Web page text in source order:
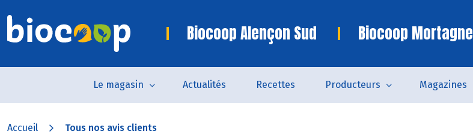
Biocoop Alençon Sud Biocoop Mortagne
Le magasin Actualités Recettes Producteurs Magazines
Accueil Tous nos avis clients